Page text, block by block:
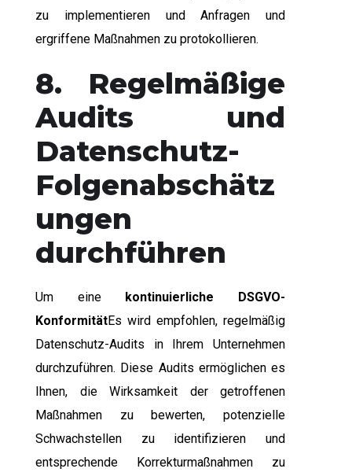
zu implementieren und Anfragen und
ergriffene Maßnahmen zu protokollieren.
8. Regelmäßige
Audits und
Datenschutz-
Folgenabschätz
ungen
durchführen
Um eine kontinuierliche DSGVO-
KonformitätEs wird empfohlen, regelmäßig
Datenschutz-Audits in Ihrem Unternehmen
durchzuführen. Diese Audits ermöglichen es
Ihnen, die Wirksamkeit der getroffenen
Maßnahmen zu bewerten, potenzielle
Schwachstellen zu identifizieren und
entsprechende Korrekturmaßnahmen zu